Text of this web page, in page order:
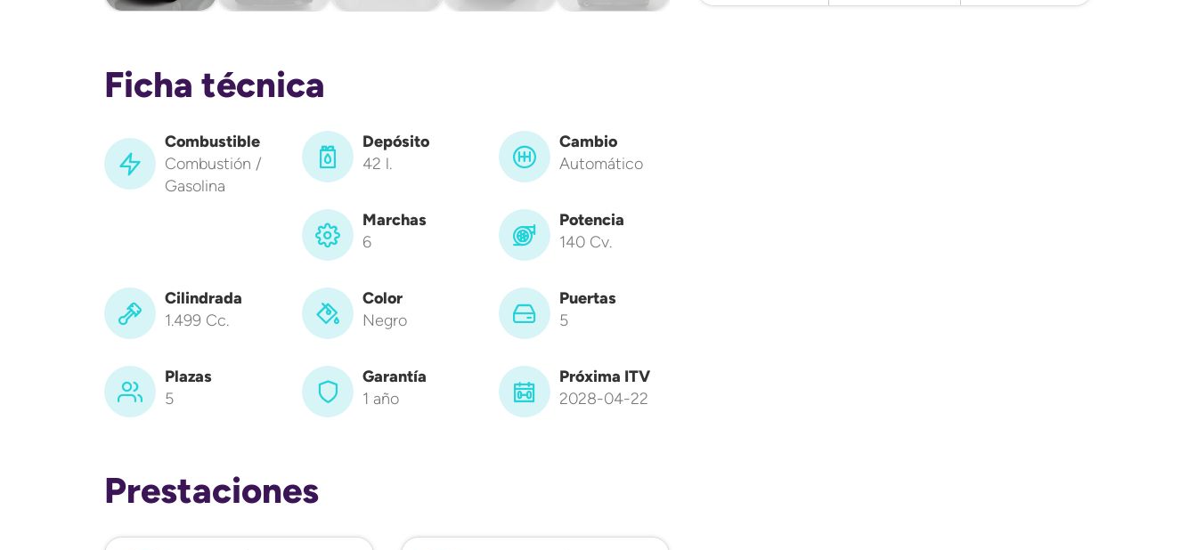
Ficha técnica
Combustible
Combustión /
Gasolina
Depósito
42 l.
Cambio
Automático
Marchas
6
Potencia
140 Cv.
Cilindrada
1.499 Cc.
Color
Negro
Puertas
5
Plazas
5
Garantía
1 año
Próxima ITV
2028-04-22
Prestaciones